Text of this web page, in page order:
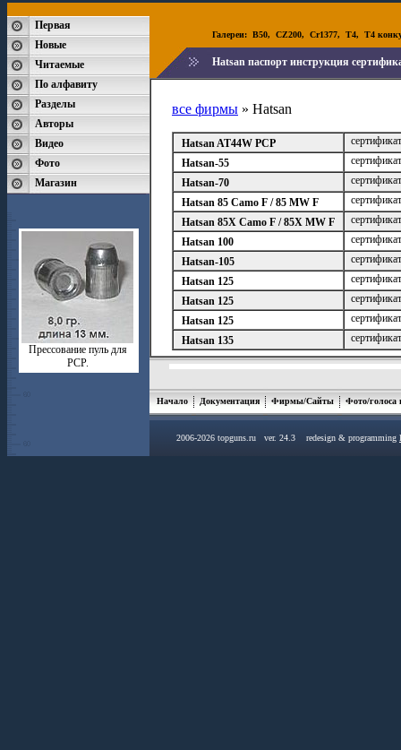
Первая
Новые
Читаемые
По алфавиту
Разделы
Авторы
Видео
Фото
Магазин
Прессование пуль для
РСР.
Галереи: B50, CZ200, Cr1377, T4, T4
Hatsan паспорт инструкция
все фирмы » Hatsan
Hatsan AT44W PCP
Hatsan-55
Hatsan-70
Hatsan 85 Camo F / 85 MW F
Hatsan 85X Camo F / 85X MW F
Hatsan 100
Hatsan-105
Hatsan 125
Hatsan 125
Hatsan 125
Hatsan 135
Начало Документация Фирмы/Сайты Фото/голоса
2006-2026 topguns.ru ver. 24.3 redesign & programming